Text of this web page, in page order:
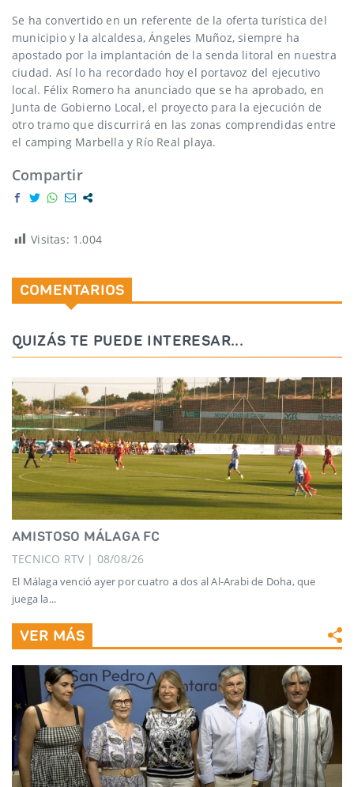
Se ha convertido en un referente de la oferta turística del
municipio y la alcaldesa, Ángeles Muñoz, siempre ha
apostado por la implantación de la senda litoral en nuestra
ciudad. Así lo ha recordado hoy el portavoz del ejecutivo
local. Félix Romero ha anunciado que se ha aprobado, en
Junta de Gobierno Local, el proyecto para la ejecución de
otro tramo que discurrirá en las zonas comprendidas entre
el camping Marbella y Río Real playa.
Compartir
Visitas: 1.004
COMENTARIOS
QUIZÁS TE PUEDE INTERESAR...
AMISTOSO MÁLAGA FC
TECNICO RTV | 08/08/26
El Málaga venció ayer por cuatro a dos al Al-Arabi de Doha, que
juega la...
VER MÁS